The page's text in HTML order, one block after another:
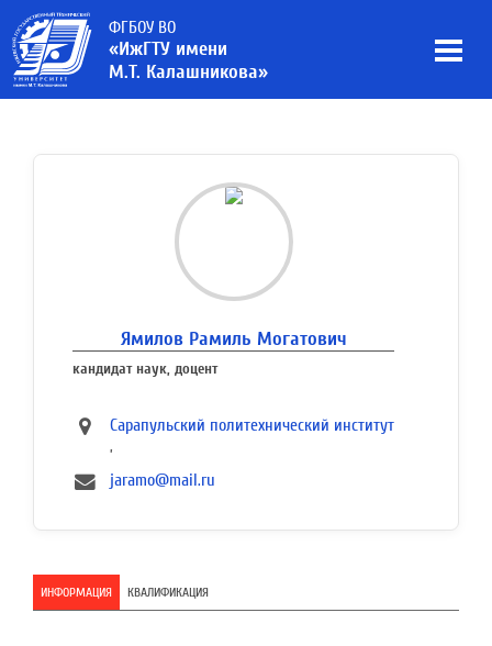
ФГБОУ ВО
«ИжГТУ имени
М.Т. Калашникова»
Ямилов Рамиль Могатович
кандидат наук, доцент
Сарапульский политехнический институт
,
jaramo@mail.ru
ИНФОРМАЦИЯ КВАЛИФИКАЦИЯ